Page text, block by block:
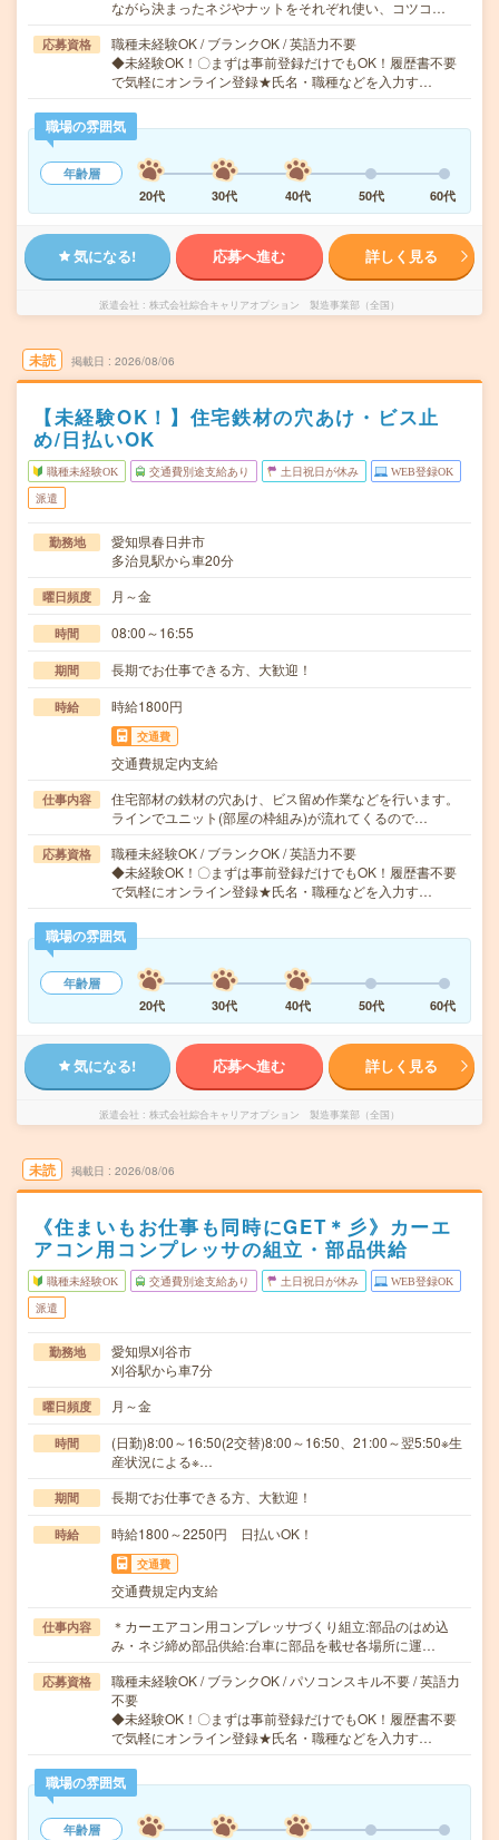
ながら決まったネジやナットをそれぞれ使い、コツコ…
応募資格
職種未経験OK / ブランクOK / 英語力不要
◆未経験OK！〇まずは事前登録だけでもOK！履歴書不要
で気軽にオンライン登録★氏名・職種などを入力す…
職場の雰囲気
年齢層
20代
30代 40代 50代 60代
気になる! 応募へ進む 詳しく見る
派遣会社 株式会社綜合キャリアオプション 製造事業部（全国）
未読 掲載日 2026/08/06
【未経験OK！】住宅鉄材の穴あけ・ビス止
め/日払いOK
職種未経験OK 交通費別途支給あり 土日祝日が休み WEB登録OK
派遣
勤務地
愛知県春日井市
多治見駅から車20分
曜日頻度 月～金
時間 08:00～16:55
期間 長期でお仕事できる方、大歓迎！
時給 時給1800円
交通費
交通費規定内支給
仕事内容
住宅部材の鉄材の穴あけ、ビス留め作業などを行います。
ラインでユニット(部屋の枠組み)が流れてくるので…
応募資格
職種未経験OK / ブランクOK / 英語力不要
◆未経験OK！〇まずは事前登録だけでもOK！履歴書不要
で気軽にオンライン登録★氏名・職種などを入力す…
職場の雰囲気
年齢層
20代
30代 40代 50代 60代
気になる! 応募へ進む 詳しく見る
派遣会社 株式会社綜合キャリアオプション 製造事業部（全国）
未読 掲載日 2026/08/06
《住まいもお仕事も同時にGET＊彡》カーエ
アコン用コンプレッサの組立・部品供給
職種未経験OK 交通費別途支給あり 土日祝日が休み WEB登録OK
派遣
勤務地
愛知県刈谷市
刈谷駅から車7分
曜日頻度 月～金
時間
(日勤)8:00～16:50(2交替)8:00～16:50、21:00～翌5:50※生
産状況による※…
期間 長期でお仕事できる方、大歓迎！
時給 時給1800～2250円 日払いOK！
交通費
交通費規定内支給
仕事内容
＊カーエアコン用コンプレッサづくり組立:部品のはめ込
み・ネジ締め部品供給:台車に部品を載せ各場所に運…
応募資格
職種未経験OK / ブランクOK / パソコンスキル不要 / 英語力
不要
◆未経験OK！〇まずは事前登録だけでもOK！履歴書不要
で気軽にオンライン登録★氏名・職種などを入力す…
職場の雰囲気
年齢層